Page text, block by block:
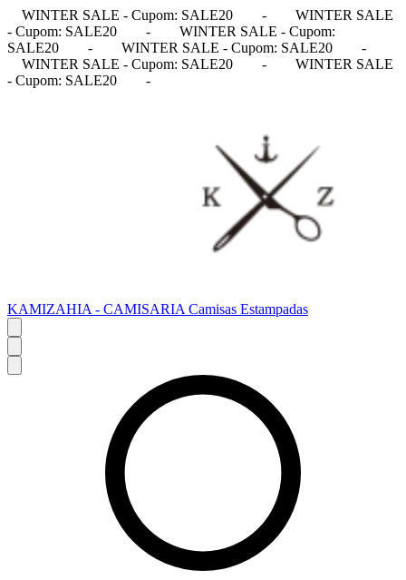
WINTER SALE - Cupom: SALE20 -
WINTER SALE
- Cupom: SALE20
-
WINTER SALE - Cupom:
SALE20
- WINTER SALE - Cupom: SALE20
-
WINTER SALE - Cupom: SALE20
-
WINTER SALE
- Cupom: SALE20
-
KAMIZAHIA - CAMISARIA Camisas Estampadas